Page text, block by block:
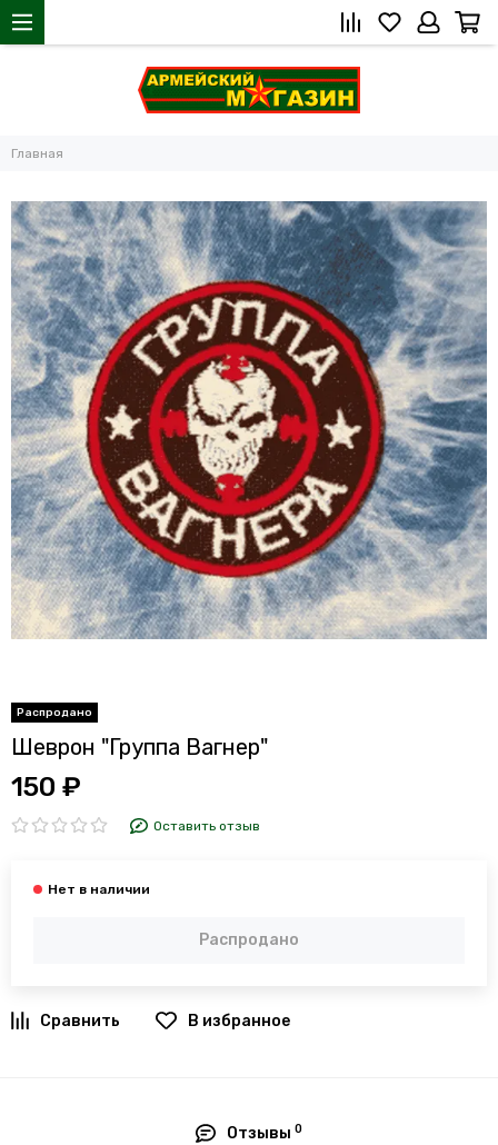
Главная
Шеврон "Группа Вагнер"
150 ₽
Оставить отзыв
Распродано
В избранное
Отзывы0